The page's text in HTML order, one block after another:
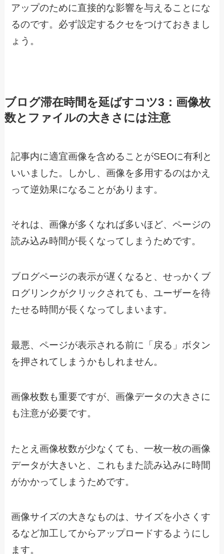
アップのために直接的な影響を与えることにな
るのです。必ず設定するクセをつけておきまし
ょう。
ブログ滞在時間を延ばすコツ3：画像枚
数とファイルの大きさには注意
記事内に適宜画像を含めることがSEOに有利と
いいました。しかし、画像を多用するのはかえ
って逆効果になることがあります。
それは、画像が多くなれば多いほど、ページの
読み込み時間が長くなってしまうためです。
ブログページの表示が遅くなると、せっかくブ
ログリンクがクリックされても、ユーザーを待
たせる時間が長くなってしまいます。
最悪、ページが表示される前に「戻る」ボタン
を押されてしまうかもしれません。
画像枚数も重要ですが、画像データの大きさに
も注意が必要です。
たとえ画像枚数が少なくても、一枚一枚の画像
データが大きいと、これもまた読み込みに時間
がかかってしまうためです。
画像サイズの大きなものは、サイズを小さくす
るなど加工してからアップロードするようにし
ます。